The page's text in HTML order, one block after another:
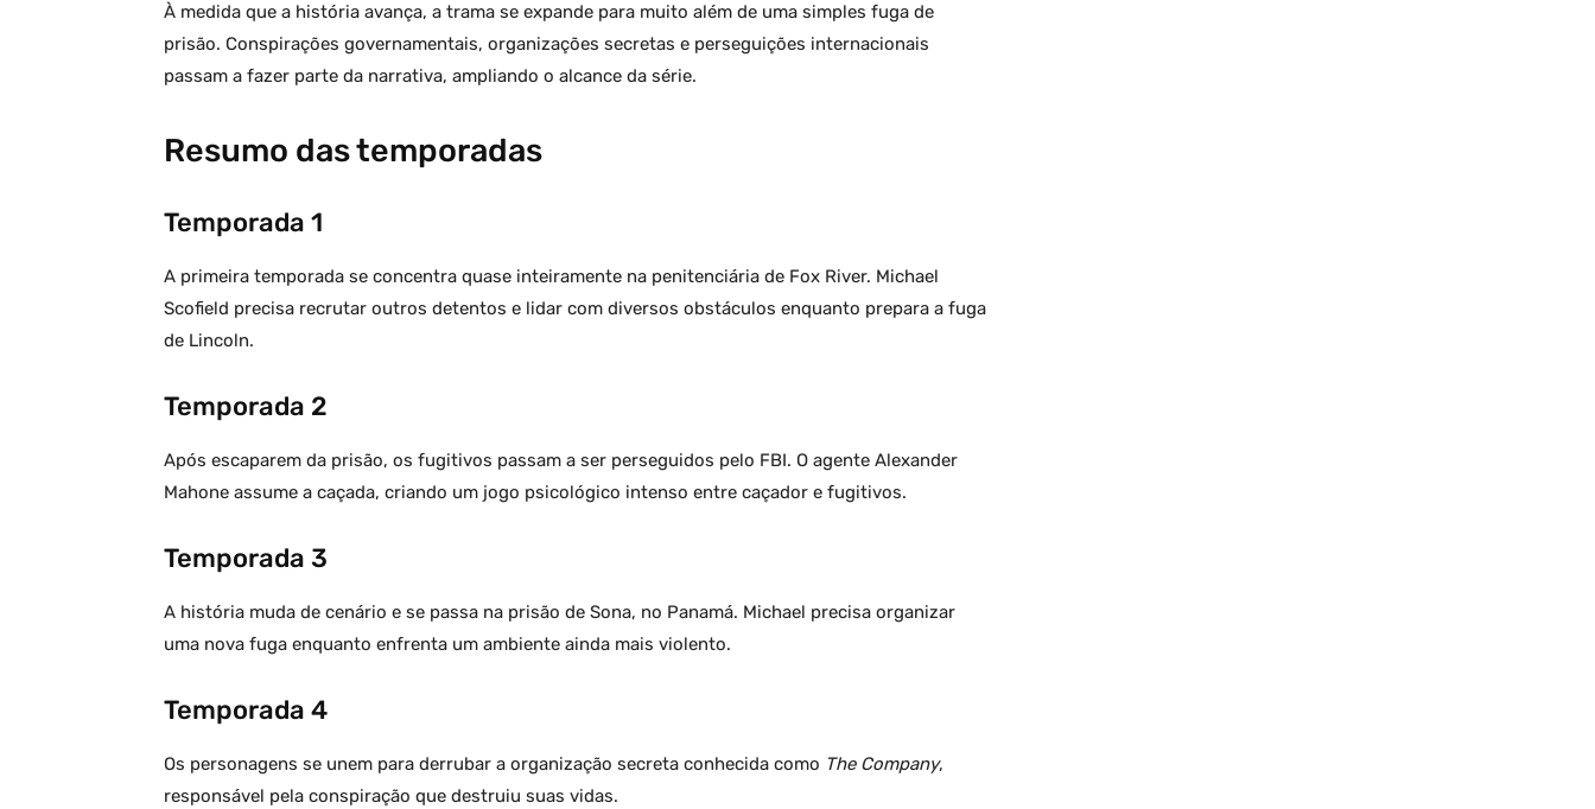
À medida que a história avança, a trama se expande para muito além de uma simples fuga de
prisão. Conspirações governamentais, organizações secretas e perseguições internacionais
passam a fazer parte da narrativa, ampliando o alcance da série.
Resumo das temporadas
Temporada 1
A primeira temporada se concentra quase inteiramente na penitenciária de Fox River. Michael
Scofield precisa recrutar outros detentos e lidar com diversos obstáculos enquanto prepara a fuga
de Lincoln.
Temporada 2
Após escaparem da prisão, os fugitivos passam a ser perseguidos pelo FBI. O agente Alexander
Mahone assume a caçada, criando um jogo psicológico intenso entre caçador e fugitivos.
Temporada 3
A história muda de cenário e se passa na prisão de Sona, no Panamá. Michael precisa organizar
uma nova fuga enquanto enfrenta um ambiente ainda mais violento.
Temporada 4
Os personagens se unem para derrubar a organização secreta conhecida como The Company,
responsável pela conspiração que destruiu suas vidas.